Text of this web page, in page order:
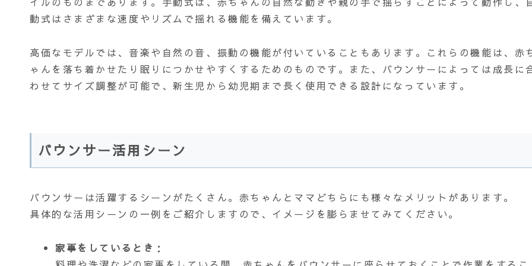
動式はさまざまな速度やリズムで揺れる機能を備えています。
高価なモデルでは、音楽や自然の音、振動の機能が付いていることもあります。これらの機能は、赤
ゃんを落ち着かせたり眠りにつかせやすくするためのものです。また、バウンサーによっては成長に
わせてサイズ調整が可能で、新生児から幼児期まで長く使用できる設計になっています。
バウンサー活用シーン
バウンサーは活躍するシーンがたくさん。赤ちゃんとママどちらにも様々なメリットがあります。
具体的な活用シーンの一例をご紹介しますので、イメージを膨らませてみてください。
家事をしているとき ：